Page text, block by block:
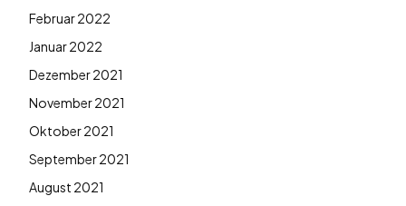
Februar 2022
Januar 2022
Dezember 2021
November 2021
Oktober 2021
September 2021
August 2021